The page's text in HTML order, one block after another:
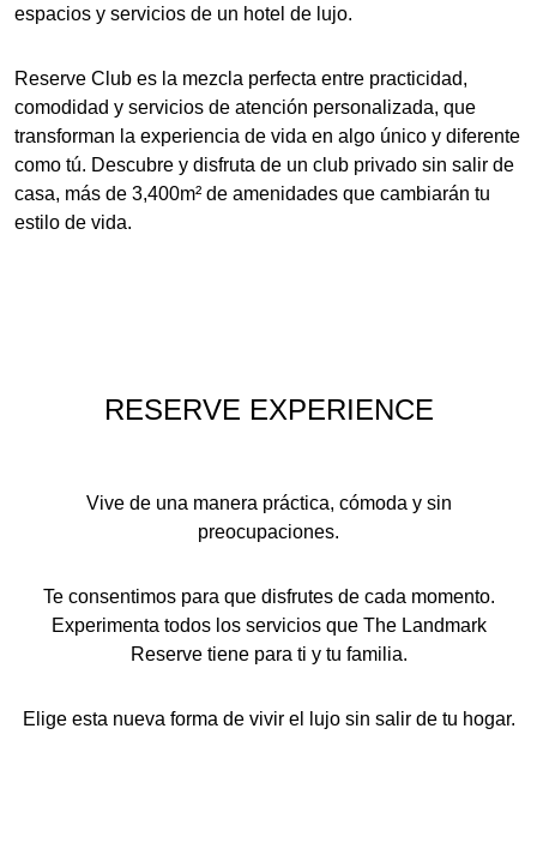
espacios y servicios de un hotel de lujo.
Reserve Club es la mezcla perfecta entre practicidad,
comodidad y servicios de atención personalizada, que
transforman la experiencia de vida en algo único y diferente
como tú. Descubre y disfruta de un club privado sin salir de
casa, más de 3,400m² de amenidades que cambiarán tu
estilo de vida.
RESERVE EXPERIENCE
Vive de una manera práctica, cómoda y sin
preocupaciones.
Te consentimos para que disfrutes de cada momento.
Experimenta todos los servicios que The Landmark
Reservetiene para ti y tu familia.
Elige esta nueva forma de vivir el lujo sin salir de tu hogar.